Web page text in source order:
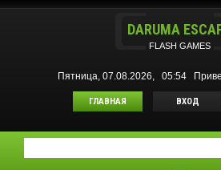
DARUMA
FLASH GAMES
Пятница, 07.08.2026, 05:54
ГЛАВНАЯ ВХОД